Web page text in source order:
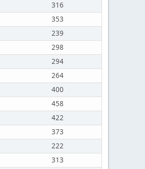
316
353
239
298
294
264
400
458
422
373
222
313